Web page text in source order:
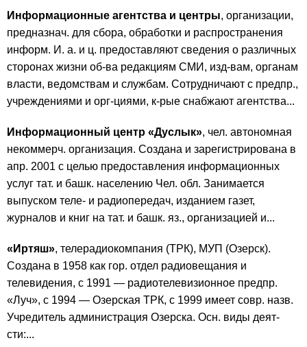
Информационные агентства и центры, организации,
предназнач. для сбора, обработки и распространения
информ. И. а. и ц. предоставляют сведения о различных
сторонах жизни об-ва редакциям СМИ, изд-вам, органам
власти, ведомствам и службам. Сотрудничают с предпр.,
учреждениями и орг-циями, к-рые снабжают агентства...
Информационный центр «Дуслык», чел. автономная
некоммерч. организация. Создана и зарегистрирована в
апр. 2001 с целью предоставления информационных
услуг тат. и башк. населению Чел. обл. Занимается
выпуском теле- и радиопередач, изданием газет,
журналов и книг на тат. и башк. яз., организацией и...
«Иртяш», телерадиокомпания (ТРК), МУП (Озерск).
Создана в 1958 как гор. отдел радиовещания и
телевидения, с 1991 — радиотелевизионное предпр.
«Луч», с 1994 — Озерская ТРК, с 1999 имеет совр. назв.
Учредитель администрация Озерска. Осн. виды деят-
сти:...